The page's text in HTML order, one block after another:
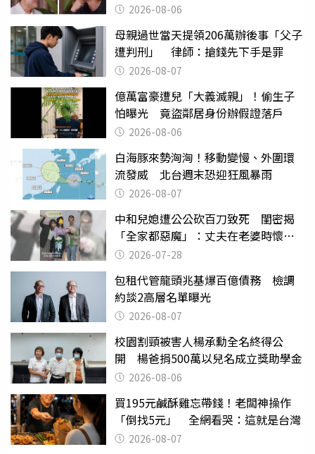
2026-08-06
母親過世當天提領206萬辦後事「父子
遭判刑」 律師：搶錢先下手是罪
2026-08-07
億萬富豪遭兒「大義滅親」！偷生子
怕曝光 竟盜鄰居身份辦假證落戶
2026-08-06
白海豚來勢洶洶！移動變慢、外圍環
流發威 北台週末恐迎狂風暴雨
2026-08-07
中和兒媳遭公公砍百刀致死 閨密揭
「全家都惡魔」：丈夫在老婆時懷孕
摔東西
2026-07-28
包租代管龍頭兆基爆百億債務 檢調
約談2高層名單曝光
2026-08-07
校園割頸被害人楊承勳全名終得公
開 楊爸捐500萬以兒名成立獎助學金
2026-08-06
買195元鹹酥雞忘帶錢！老闆神操作
「倒找5元」 全網看哭：這就是台灣
2026-08-07